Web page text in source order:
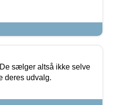
sælger altså ikke selve
deres udvalg.